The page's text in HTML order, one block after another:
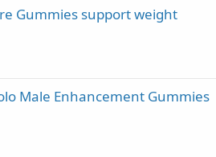
Gummies support weight
Male Enhancement Gummies